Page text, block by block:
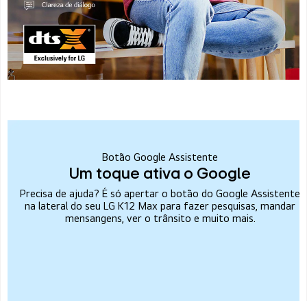
Botão Google Assistente
Um toque ativa o Google
Precisa de ajuda? É só apertar o botão do Google Assistente
na lateral do seu LG K12 Max para fazer pesquisas, mandar
mensangens, ver o trânsito e muito mais.